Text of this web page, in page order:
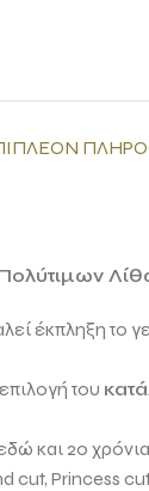
έκπληξη το
του
και 20
cut, Princess